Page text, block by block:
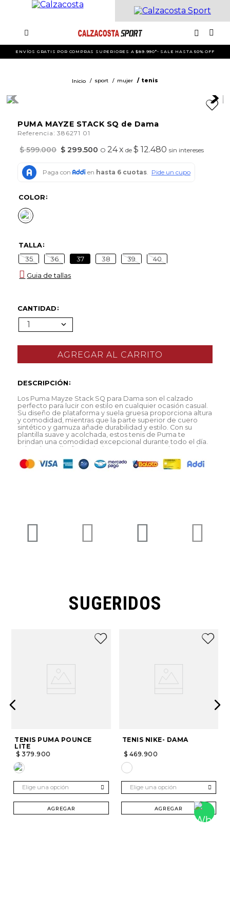
ENVÍOS GRATIS POR COMPRAS SUPERIORES A $89.990*- SALE HASTA 50% OFF
sport mujer tenis
PUMA MAYZE STACK SQ de Dama
Referencia :386271 01
$ 599.000 $ 299.500 O 24x de$ 12.480 sin intereses
COLOR
TALLA
35 36 37 38 39 40
Guia de tallas
CANTIDAD
1
DESCRIPCIÓN
Los Puma Mayze Stack SQ para Dama son el calzado
perfecto para lucir con estilo en cualquier ocasión casual.
Su diseño de plataforma y suela gruesa proporciona altura
y comodidad, mientras que la parte superior de cuero
sintético y gamuza añade durabilidad y estilo. Con su
plantilla suave y acolchada, estos tenis de Puma te
brindan una comodidad excepcional durante todo el día.
Además, su diseño exclusivo te asegura que destacarás en
SUGERIDOS
TENIS PUMA POUNCE
LITE
$ 379.900
Elige una opción
AGREGAR
TENIS NIKE- DAMA
$ 469.900
Elige una opción
AGREGAR